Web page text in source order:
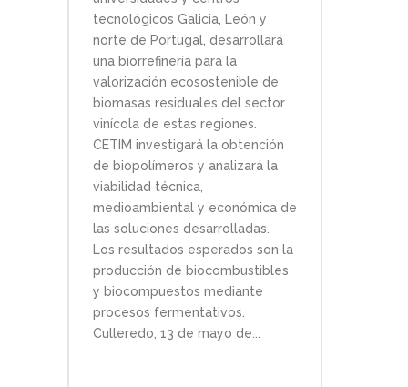
tecnológicos Galicia, León y
norte de Portugal, desarrollará
una biorrefinería para la
valorización ecosostenible de
biomasas residuales del sector
vinícola de estas regiones.
CETIM investigará la obtención
de biopolímeros y analizará la
viabilidad técnica,
medioambiental y económica de
las soluciones desarrolladas.
Los resultados esperados son la
producción de biocombustibles
y biocompuestos mediante
procesos fermentativos.
Culleredo, 13 de mayo de...